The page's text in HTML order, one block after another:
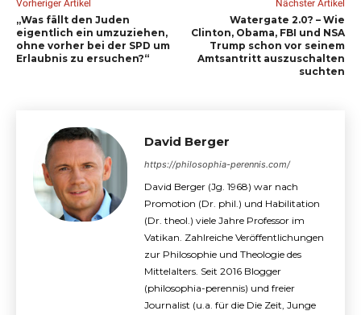
Vorheriger Artikel
„Was fällt den Juden
eigentlich ein umzuziehen,
ohne vorher bei der SPD um
Erlaubnis zu ersuchen?“
Nächster Artikel
Watergate 2.0? – Wie
Clinton, Obama, FBI und NSA
Trump schon vor seinem
Amtsantritt auszuschalten
suchten
David Berger
https://philosophia-perennis.com/
David Berger (Jg. 1968) war nach
Promotion (Dr. phil.) und Habilitation
(Dr. theol.) viele Jahre Professor im
Vatikan. Zahlreiche Veröffentlichungen
zur Philosophie und Theologie des
Mittelalters. Seit 2016 Blogger
(philosophia-perennis) und freier
Journalist (u.a. für die Die Zeit, Junge